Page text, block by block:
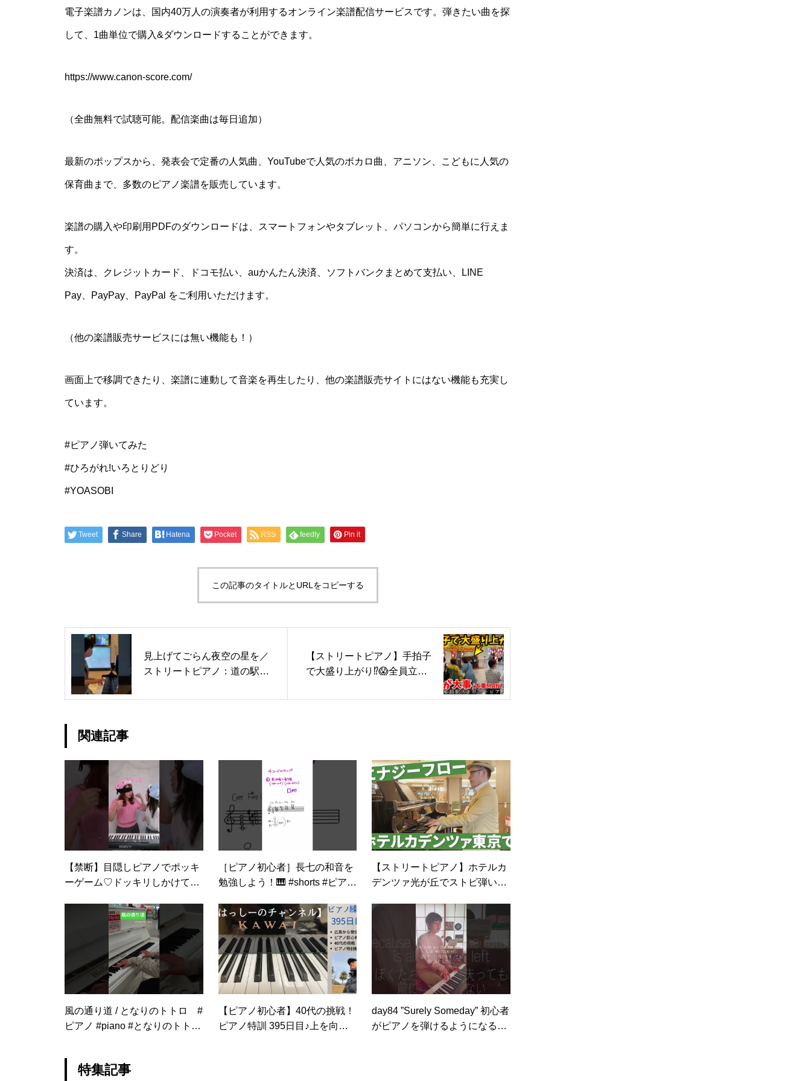
電子楽譜カノンは、国内40万人の演奏者が利用するオンライン楽譜配信サービスです。弾きたい曲を探
して、1曲単位で購入&ダウンロードすることができます。
https://www.canon-score.com/
（全曲無料で試聴可能。配信楽曲は毎日追加）
最新のポップスから、発表会で定番の人気曲、YouTubeで人気のボカロ曲、アニソン、こどもに人気の
保育曲まで、多数のピアノ楽譜を販売しています。
楽譜の購入や印刷用PDFのダウンロードは、スマートフォンやタブレット、パソコンから簡単に行えま
す。
決済は、クレジットカード、ドコモ払い、auかんたん決済、ソフトバンクまとめて支払い、LINE
Pay、PayPay、PayPal をご利用いただけます。
（他の楽譜販売サービスには無い機能も！）
画面上で移調できたり、楽譜に連動して音楽を再生したり、他の楽譜販売サイトにはない機能も充実し
ています。
#ピアノ弾いてみた
#ひろがれ!いろとりどり
#YOASOBI
Tweet Share Hatena Pocket RSS feedly Pin it
この記事のタイトルとURLをコピーする
見上げてごらん夜空の星を／
ストリートピアノ：道の駅浪
【ストリートピアノ】手拍子
で大盛り上がり⁉️😱全員立ち
MANブラザーズバンド[姫路
関連記事
【禁断】目隠しピアノでポッキ
ーゲーム♡ドッキリしかけてみ
［ピアノ初心者］長七の和音を
勉強しよう！🎹 #shorts #ピアノ
【ストリートピアノ】ホテルカ
デンツァ光が丘でストピ弾いて
が？！？！【坂本龍一 energy fl
風の通り道 / となりのトトロ #
ピアノ #piano #となりのトトロ
ノ #streetpiano #britomarttrainst
ation
【ピアノ初心者】40代の挑戦！
ピアノ特訓 395日目♪上を向い
day84 ”Surely Someday” 初心者
がピアノを弾けるようになるま
特集記事